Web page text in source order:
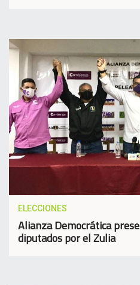
ELECCIONES
Alianza Democrática
diputados por el Zulia